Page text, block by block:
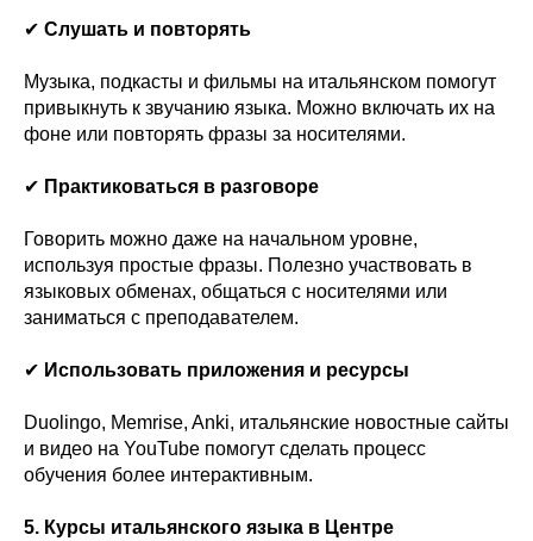
✔ Слушать и повторять
Музыка, подкасты и фильмы на итальянском помогут
привыкнуть к звучанию языка. Можно включать их на
фоне или повторять фразы за носителями.
✔ Практиковаться в разговоре
Говорить можно даже на начальном уровне,
используя простые фразы. Полезно участвовать в
языковых обменах, общаться с носителями или
заниматься с преподавателем.
✔ Использовать приложения и ресурсы
Duolingo, Memrise, Anki, итальянские новостные сайты
и видео на YouTube помогут сделать процесс
обучения более интерактивным.
5. Курсы итальянского языка в Центре